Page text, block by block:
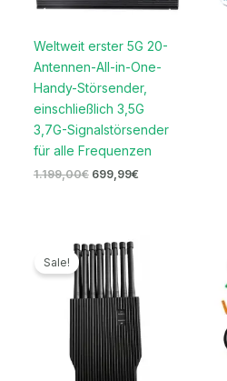
Weltweit erster 5G 20-
Antennen-All-in-One-
Handy-Störsender,
einschließlich 3,5G
3,7G-Signalstörsender
für alle Frequenzen
1.199,00€ 699,99€
Sale!
Ursprünglicher
Preis
war:
1.699,00€